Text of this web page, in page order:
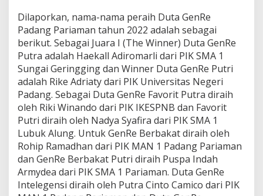
Dilaporkan, nama-nama peraih Duta GenRe
Padang Pariaman tahun 2022 adalah sebagai
berikut. Sebagai Juara I (The Winner) Duta GenRe
Putra adalah Haekall Adiromarli dari PIK SMA 1
Sungai Geringging dan Winner Duta GenRe Putri
adalah Rike Adriaty dari PIK Universitas Negeri
Padang. Sebagai Duta GenRe Favorit Putra diraih
oleh Riki Winando dari PIK IKESPNB dan Favorit
Putri diraih oleh Nadya Syafira dari PIK SMA 1
Lubuk Alung. Untuk GenRe Berbakat diraih oleh
Rohip Ramadhan dari PIK MAN 1 Padang Pariaman
dan GenRe Berbakat Putri diraih Puspa Indah
Armydea dari PIK SMA 1 Pariaman. Duta GenRe
Intelegensi diraih oleh Putra Cinto Camico dari PIK